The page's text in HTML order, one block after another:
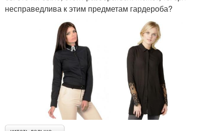
несправедлива к этим предметам гардероба?